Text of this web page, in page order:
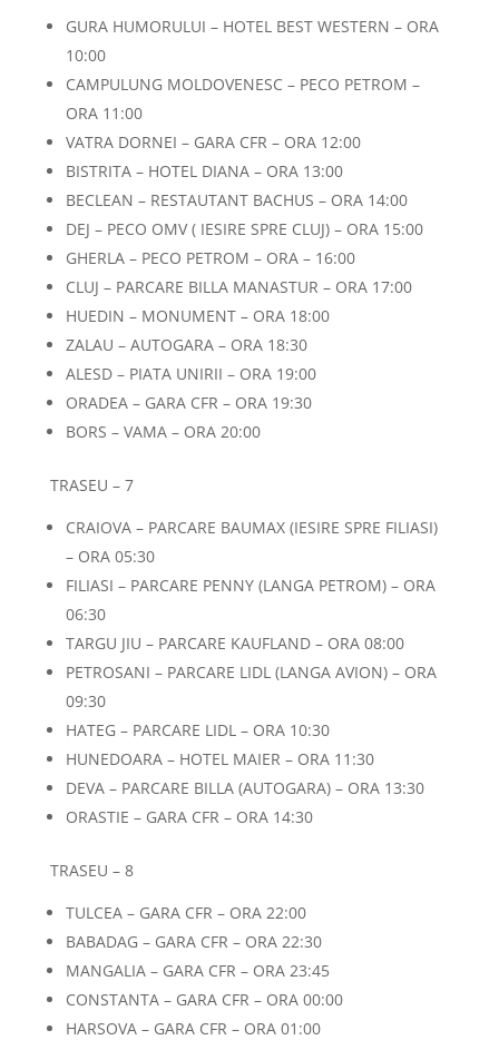
GURA HUMORULUI – HOTEL BEST WESTERN – ORA
10:00
CAMPULUNG MOLDOVENESC – PECO PETROM –
ORA 11:00
VATRA DORNEI – GARA CFR – ORA 12:00
BISTRITA – HOTEL DIANA – ORA 13:00
BECLEAN – RESTAUTANT BACHUS – ORA 14:00
DEJ – PECO OMV ( IESIRE SPRE CLUJ) – ORA 15:00
GHERLA – PECO PETROM – ORA – 16:00
CLUJ – PARCARE BILLA MANASTUR – ORA 17:00
HUEDIN – MONUMENT – ORA 18:00
ZALAU – AUTOGARA – ORA 18:30
ALESD – PIATA UNIRII – ORA 19:00
ORADEA – GARA CFR – ORA 19:30
BORS – VAMA – ORA 20:00
TRASEU – 7
CRAIOVA – PARCARE BAUMAX (IESIRE SPRE FILIASI)
– ORA 05:30
FILIASI – PARCARE PENNY (LANGA PETROM) – ORA
06:30
TARGU JIU – PARCARE KAUFLAND – ORA 08:00
PETROSANI – PARCARE LIDL (LANGA AVION) – ORA
09:30
HATEG – PARCARE LIDL – ORA 10:30
HUNEDOARA – HOTEL MAIER – ORA 11:30
DEVA – PARCARE BILLA (AUTOGARA) – ORA 13:30
ORASTIE – GARA CFR – ORA 14:30
TRASEU – 8
TULCEA – GARA CFR – ORA 22:00
BABADAG – GARA CFR – ORA 22:30
MANGALIA – GARA CFR – ORA 23:45
CONSTANTA – GARA CFR – ORA 00:00
HARSOVA – GARA CFR – ORA 01:00